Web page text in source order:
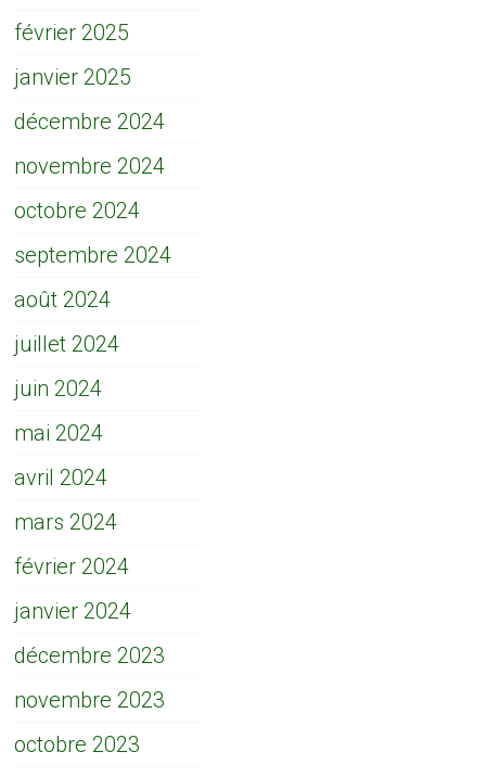
février 2025
janvier 2025
décembre 2024
novembre 2024
octobre 2024
septembre 2024
août 2024
juillet 2024
juin 2024
mai 2024
avril 2024
mars 2024
février 2024
janvier 2024
décembre 2023
novembre 2023
octobre 2023